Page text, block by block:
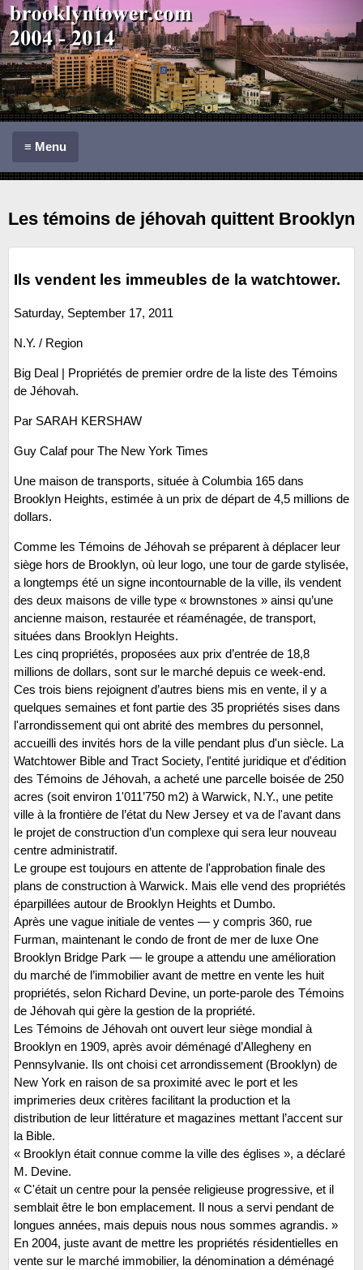
≡ Menu
Les témoins de jéhovah quittent Brooklyn
Ils vendent les immeubles de la watchtower.
Saturday, September 17, 2011
N.Y. / Region
Big Deal | Propriétés de premier ordre de la liste des Témoins
de Jéhovah.
Par SARAH KERSHAW
Guy Calaf pour The New York Times
Une maison de transports, située à Columbia 165 dans
Brooklyn Heights, estimée à un prix de départ de 4,5 millions de
dollars.
Comme les Témoins de Jéhovah se préparent à déplacer leur
siège hors de Brooklyn, où leur logo, une tour de garde stylisée,
a longtemps été un signe incontournable de la ville, ils vendent
des deux maisons de ville type « brownstones » ainsi qu’une
ancienne maison, restaurée et réaménagée, de transport,
situées dans Brooklyn Heights.
Les cinq propriétés, proposées aux prix d’entrée de 18,8
millions de dollars, sont sur le marché depuis ce week-end.
Ces trois biens rejoignent d’autres biens mis en vente, il y a
quelques semaines et font partie des 35 propriétés sises dans
l'arrondissement qui ont abrité des membres du personnel,
accueilli des invités hors de la ville pendant plus d'un siècle. La
Watchtower Bible and Tract Society, l'entité juridique et d'édition
des Témoins de Jéhovah, a acheté une parcelle boisée de 250
acres (soit environ 1'011’750 m2) à Warwick, N.Y., une petite
ville à la frontière de l’état du New Jersey et va de l'avant dans
le projet de construction d’un complexe qui sera leur nouveau
centre administratif.
Le groupe est toujours en attente de l'approbation finale des
plans de construction à Warwick. Mais elle vend des propriétés
éparpillées autour de Brooklyn Heights et Dumbo.
Après une vague initiale de ventes — y compris 360, rue
Furman, maintenant le condo de front de mer de luxe One
Brooklyn Bridge Park — le groupe a attendu une amélioration
du marché de l’immobilier avant de mettre en vente les huit
propriétés, selon Richard Devine, un porte-parole des Témoins
de Jéhovah qui gère la gestion de la propriété.
Les Témoins de Jéhovah ont ouvert leur siège mondial à
Brooklyn en 1909, après avoir déménagé d’Allegheny en
Pennsylvanie. Ils ont choisi cet arrondissement (Brooklyn) de
New York en raison de sa proximité avec le port et les
imprimeries deux critères facilitant la production et la
distribution de leur littérature et magazines mettant l’accent sur
la Bible.
« Brooklyn était connue comme la ville des églises », a déclaré
M. Devine.
« C'était un centre pour la pensée religieuse progressive, et il
semblait être le bon emplacement. Il nous a servi pendant de
longues années, mais depuis nous nous sommes agrandis. »
En 2004, juste avant de mettre les propriétés résidentielles en
vente sur le marché immobilier, la dénomination a déménagé